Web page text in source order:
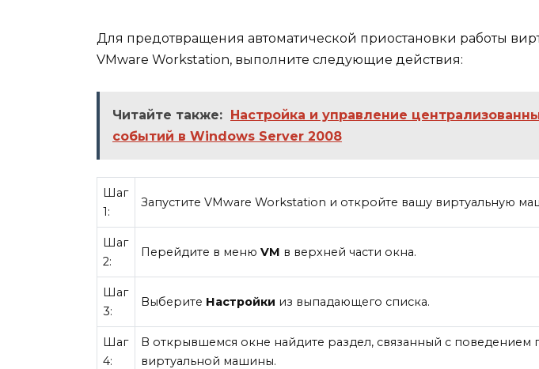
Для предотвращения автоматической приостановки работы
VMware Workstation, выполните следующие действия:
Читайте также:
Настройка и управление
событий в Windows Server 2008
Шаг
1:
Запустите VMware Workstation и откройте вашу виртуальную
Шаг
2:
Перейдите в менюVM в верхней части окна.
Шаг
3:
Выберите Настройки из выпадающего списка.
Шаг
4:
В открывшемся окне найдите раздел, связанный с
виртуальной машины.